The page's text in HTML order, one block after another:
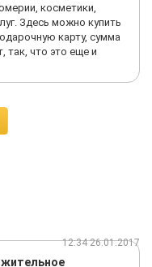
косметики,
Здесь можно купить
карту, сумма
так, что это еще и
12:34 26.01.2017